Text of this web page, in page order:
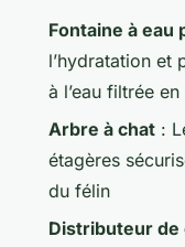
Fontaine à eau
l’hydratation et
à l’eau filtrée
Arbre à chat :
étagères
du félin
Distributeur